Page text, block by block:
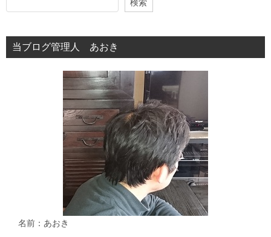
シ
ョ
検索
当ブログ管理人 あおき
名前：あおき